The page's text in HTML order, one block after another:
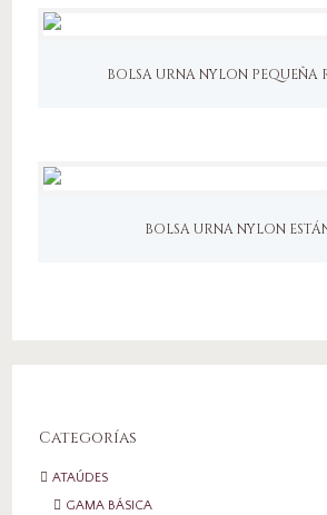
BOLSA URNA NYLON PEQUEÑA
BOLSA URNA NYLON
Categorías
ATAÚDES
GAMA BÁSICA